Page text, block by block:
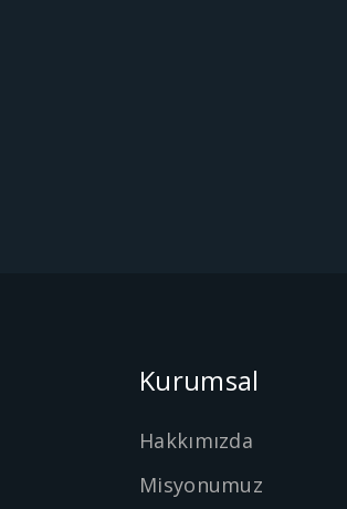
Kurumsal
Hakkımızda
Misyonumuz